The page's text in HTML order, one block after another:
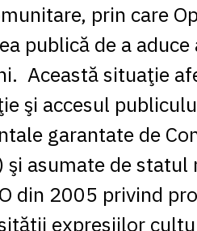
prin care
publică de a
Această situaţie
şi accesul
garantate de
şi asumate de statul
din 2005 privind
expresiilor